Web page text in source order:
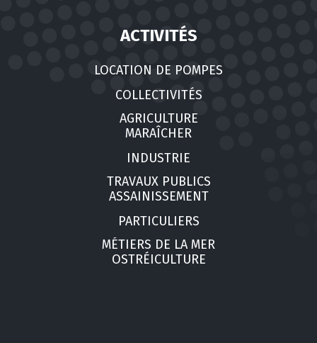
ACTIVITÉS
LOCATION DE POMPES
COLLECTIVITÉS
AGRICULTURE
MARAÎCHER
INDUSTRIE
TRAVAUX PUBLICS
ASSAINISSEMENT
PARTICULIERS
MÉTIERS DE LA MER
OSTRÉICULTURE